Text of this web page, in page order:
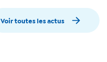
Voir toutes les actus